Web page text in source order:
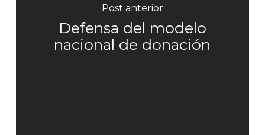
Post anterior
Defensa del modelo
nacional de donación